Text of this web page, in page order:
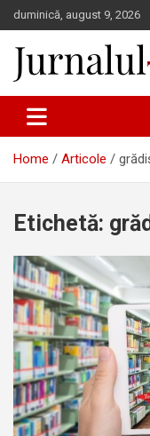
Skip
to
content
duminică, august 9, 2026
Jurnalul
Home Articole
Etichetă: